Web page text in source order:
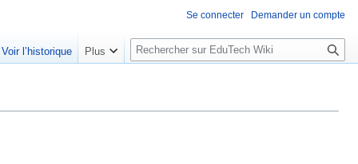
Se connecter Demander un compte
Voir l’historique Plus
R
e
e